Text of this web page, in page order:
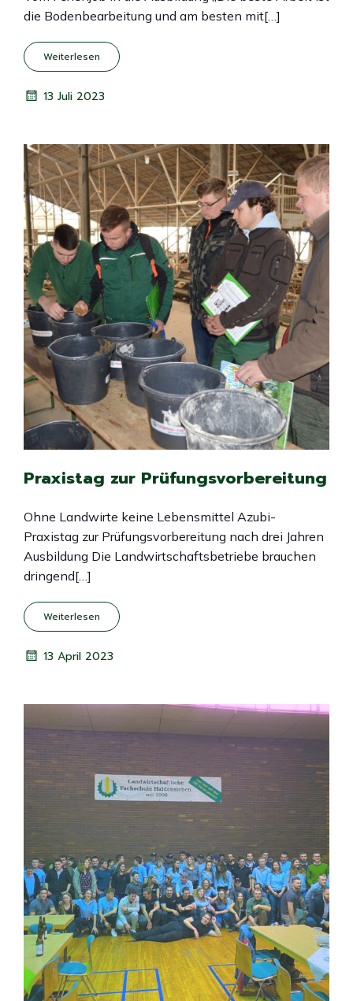
die Bodenbearbeitung und am besten mit[…]
Weiterlesen
13 Juli 2023
Praxistag zur Prüfungsvorbereitung
Ohne Landwirte keine Lebensmittel Azubi-
Praxistag zur Prüfungsvorbereitung nach drei Jahren
Ausbildung Die Landwirtschaftsbetriebe brauchen
dringend[…]
Weiterlesen
13 April 2023